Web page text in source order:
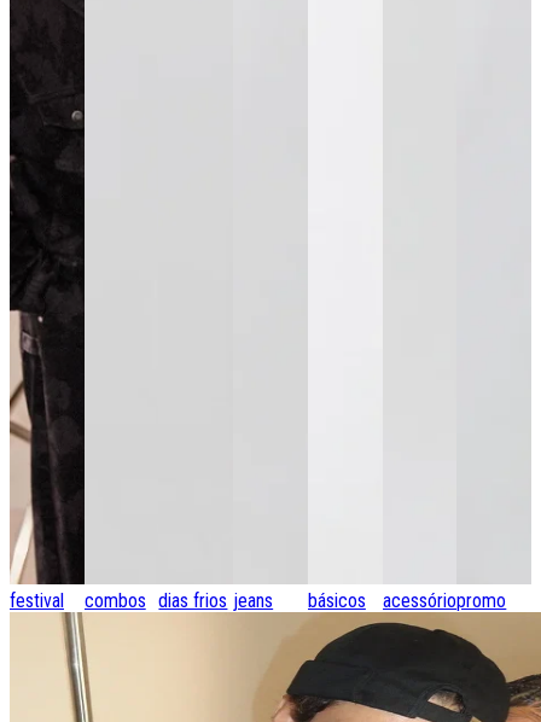
festival combos dias frios jeans básicos acessóriospromo